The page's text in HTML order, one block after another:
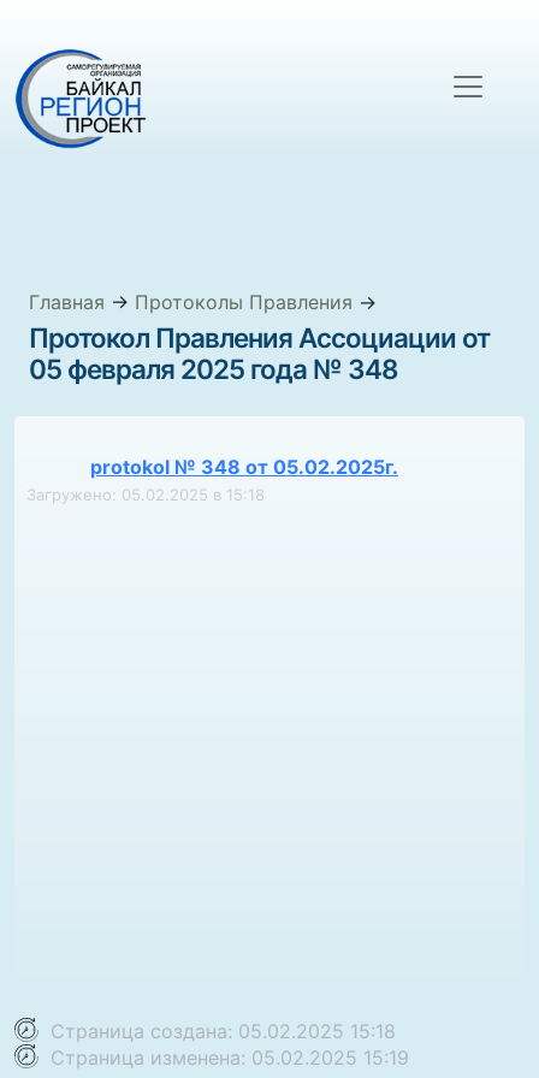
Главная → Протоколы Правления →
Протокол Правления Ассоциации от
05 февраля 2025 года № 348
protokol № 348 от 05.02.2025г.
Загружено: 05.02.2025 в 15:18
Страница создана: 05.02.2025 15:18
Страница изменена: 05.02.2025 15:19